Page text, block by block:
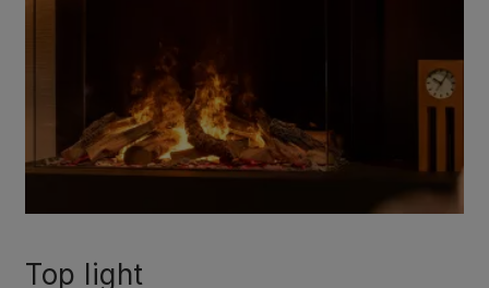
Top light